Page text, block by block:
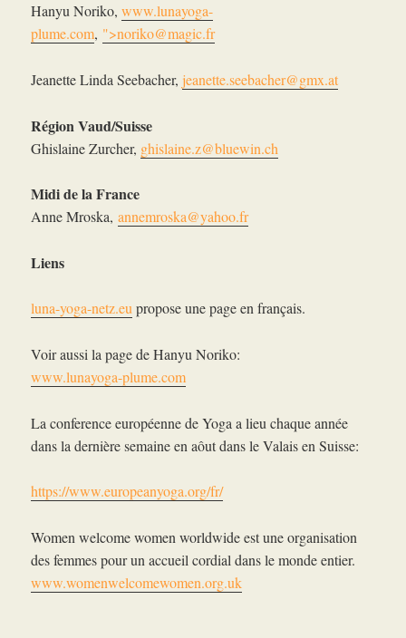
Hanyu Noriko,www.lunayoga-
plume.com, ">noriko@magic.fr
Jeanette Linda Seebacher, jeanette.seebacher@gmx.at
Région Vaud/Suisse
Ghislaine Zurcher, ghislaine.z@bluewin.ch
Midi de la France
Anne Mroska,annemroska@yahoo.fr
Liens
luna-yoga-netz.eupropose une page en français.
Voir aussi la page deHanyu Noriko:
www.lunayoga-plume.com
La conference européenne de Yoga a lieu chaque année
dans la dernière semaine en aôut dans le Valais en Suisse:
https://www.europeanyoga.org/fr/
Women welcome women worldwide est une organisation
des femmes pour un accueil cordial dans le monde entier.
www.womenwelcomewomen.org.uk